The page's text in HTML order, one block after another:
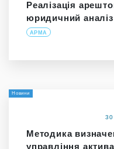
Реалізація
юридичний
АРМА
Новини
30
Методика
управління